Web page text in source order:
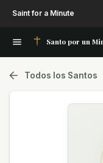
Saint for a Minute
Santo por un
Todos los Santos